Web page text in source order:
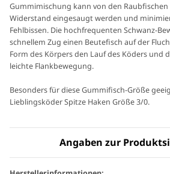
Gummimischung kann von den
Widerstand eingesaugt werden und
Fehlbissen. Die hochfrequenten Schwanz-
schnellem Zug einen Beutefisch auf der
Form des Körpers den Lauf des Köders und
leichte Flankbewegung.
Besonders für diese Gummifisch-Größe
Lieblingsköder Spitze Haken Größe 3/0.
Angaben zur